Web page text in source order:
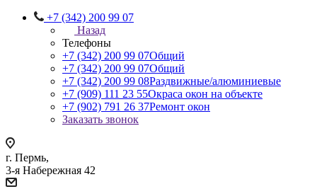
+7 (342) 200 99 07
Назад
Телефоны
+7 (342) 200 99 07Общий
+7 (342) 200 99 07Общий
+7 (342) 200 99 08Раздвижные/алюминиевые
+7 (909) 111 23 55Окраса окон на объекте
+7 (902) 791 26 37Ремонт окон
Заказать звонок
г. Пермь,
3-я Набережная 42